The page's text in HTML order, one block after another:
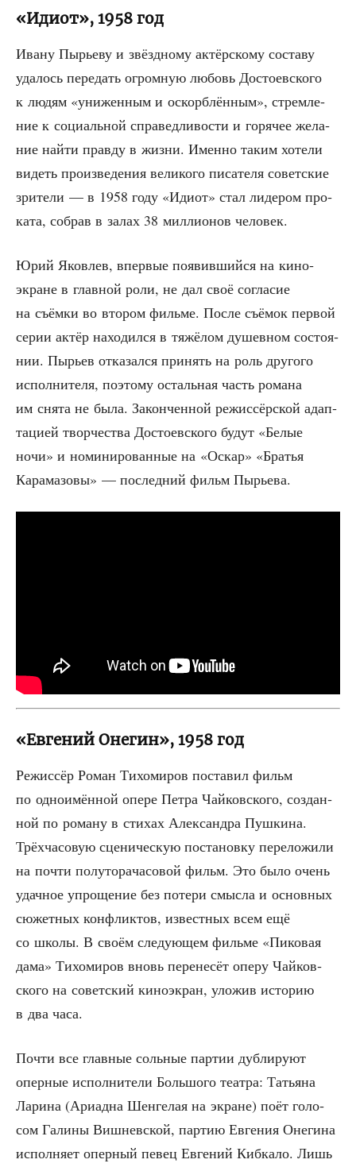
«Идиот», 1958 год
Ива­ну Пырье­ву и звёзд­но­му актёр­ско­му соста­ву
уда­лось пере­дать огром­ную любовь Досто­ев­ско­го
к людям «уни­жен­ным и оскорб­лён­ным», стрем­ле­
ние к соци­аль­ной спра­вед­ли­во­сти и горя­чее жела­
ние най­ти прав­ду в жиз­ни. Имен­но таким хоте­ли
видеть про­из­ве­де­ния вели­ко­го писа­те­ля совет­ские
зри­те­ли — в 1958 году «Иди­от» стал лиде­ром про­
ка­та, собрав в залах 38 мил­ли­о­нов человек.
Юрий Яко­влев, впер­вые появив­ший­ся на кино­
экране в глав­ной роли, не дал своё согла­сие
на съём­ки во вто­ром филь­ме. После съё­мок пер­вой
серии актёр нахо­дил­ся в тяжё­лом душев­ном состо­я­
нии. Пырьев отка­зал­ся при­нять на роль дру­го­го
испол­ни­те­ля, поэто­му осталь­ная часть рома­на
им сня­та не была. Закон­чен­ной режис­сёр­ской адап­
та­ци­ей твор­че­ства Досто­ев­ско­го будут «Белые
ночи» и номи­ни­ро­ван­ные на «Оскар» «Бра­тья
Кара­ма­зо­вы» — послед­ний фильм Пырьева.
«Евгений Онегин», 1958 год
Режис­сёр Роман Тихо­ми­ров поста­вил фильм
по одно­имён­ной опе­ре Пет­ра Чай­ков­ско­го, создан­
ной по рома­ну в сти­хах Алек­сандра Пуш­ки­на.
Трёх­ча­со­вую сце­ни­че­скую поста­нов­ку пере­ло­жи­ли
на почти полу­то­ра­ча­со­вой фильм. Это было очень
удач­ное упро­ще­ние без поте­ри смыс­ла и основ­ных
сюжет­ных кон­флик­тов, извест­ных всем ещё
со шко­лы. В сво­ём сле­ду­ю­щем филь­ме «Пико­вая
дама» Тихо­ми­ров вновь пере­не­сёт опе­ру Чай­ков­
ско­го на совет­ский кино­экран, уло­жив исто­рию
в два часа.
Почти все глав­ные соль­ные пар­тии дуб­ли­ру­ют
опер­ные испол­ни­те­ли Боль­шо­го теат­ра: Татья­на
Лари­на (Ари­ад­на Шен­ге­лая на экране) поёт голо­
сом Гали­ны Виш­нев­ской, пар­тию Евге­ния Оне­ги­на
испол­ня­ет опер­ный певец Евге­ний Киб­ка­ло. Лишь